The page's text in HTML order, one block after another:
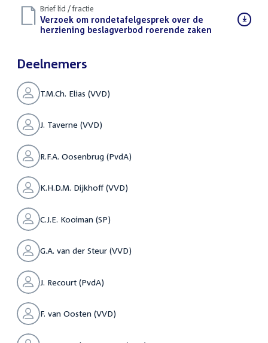
Brief lid / fractie
Download
bestand:
Verzoek om rondetafelgesprek over de
herziening beslagverbod roerende zaken
Deelnemers
T.M.Ch. Elias (VVD)
J. Taverne (VVD)
R.F.A. Oosenbrug (PvdA)
K.H.D.M. Dijkhoff (VVD)
C.J.E. Kooiman (SP)
G.A. van der Steur (VVD)
J. Recourt (PvdA)
F. van Oosten (VVD)